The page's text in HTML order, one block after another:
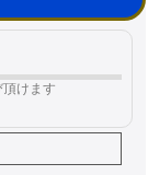
頂けます